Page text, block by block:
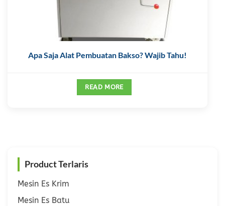
Apa Saja Alat Pembuatan Bakso? Wajib Tahu!
READ MORE
Product Terlaris
Mesin Es Krim
Mesin Es Batu